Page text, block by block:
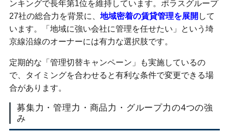
ンキングで長年第1位を維持しています。ポラスグループ
27社の総合力を背景に、 地域密着の賃貸管理を展開 して
います。「地域に強い会社に管理を任せたい」という埼
京線沿線のオーナーには有力な選択肢です。
定期的な「管理切替キャンペーン」も実施しているの
で、タイミングを合わせると有利な条件で変更できる場
合があります。
募集力・管理力・商品力・グループ力の4つの強
み